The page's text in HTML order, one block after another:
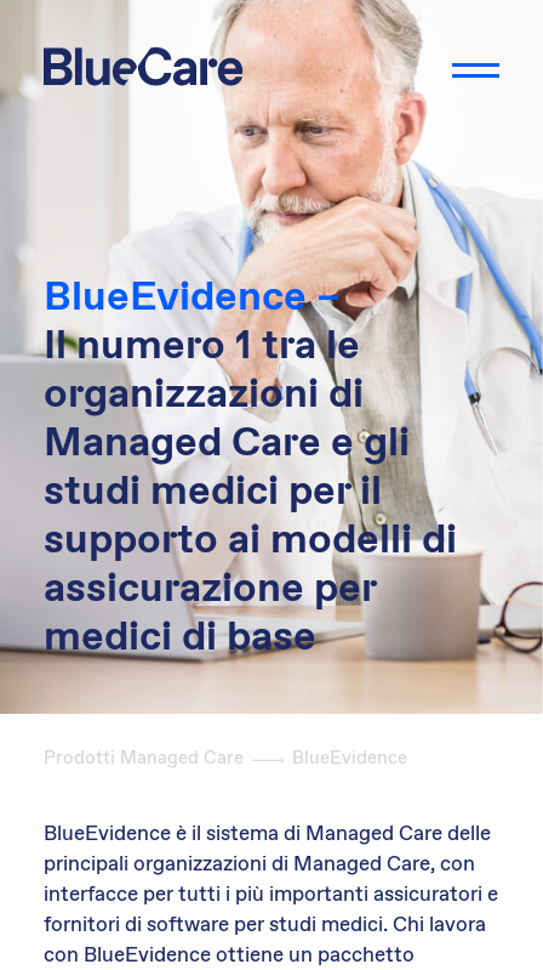
BlueEvidence –
Il numero 1 tra le
organizzazioni di
Managed Care e gli
studi medici per il
supporto ai modelli di
assicurazione per
medici di base
Prodotti Managed Care BlueEvidence
BlueEvidence è il sistema di Managed Care delle
principali organizzazioni di Managed Care, con
interfacce per tutti i più importanti assicuratori e
fornitori di software per studi medici. Chi lavora
con BlueEvidence ottiene un pacchetto